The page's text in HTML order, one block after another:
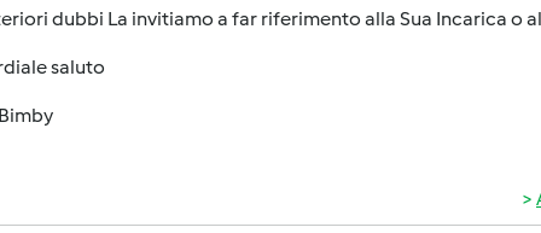
dubbi La invitiamo a far riferimento alla Sua Incarica o
saluto